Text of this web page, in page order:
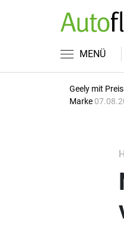
MENÜ
Geely mit
Marke